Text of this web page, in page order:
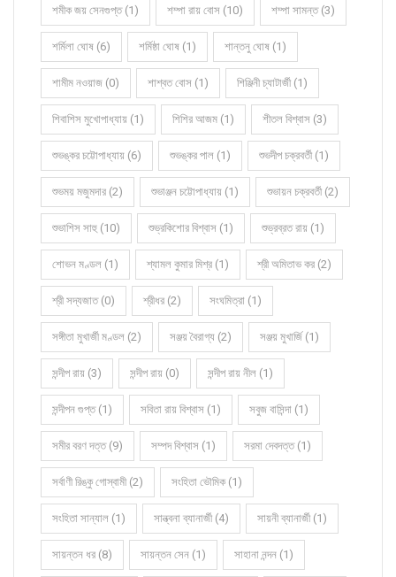
শমীক জয় সেনগুপ্ত (1) শম্পা রায় বোস (10) শম্পা সামন্ত (3)
শর্মিলা ঘোষ (6) শর্মিষ্ঠা ঘোষ (1) শান্তনু ঘোষ (1)
শামীম নওয়াজ (0) শাশ্বত বোস (1) শিঞ্জিনী চ্যাটার্জী (1)
শিবাশিস মুখোপাধ্যায় (1) শিশির আজম (1) শীতল বিশ্বাস (3)
শুভঙ্কর চট্টোপাধ্যায় (6) শুভঙ্কর পাল (1) শুভদীপ চক্রবর্তী (1)
শুভময় মজুমদার (2) শুভাঞ্জন চট্টোপাধ্যায় (1) শুভায়ন চক্রবর্তী (2)
শুভাশিস সাহু (10) শুভ্রকিশোর বিশ্বাস (1) শুভ্রব্রত রায় (1)
শোভন মণ্ডল (1) শ্যামল কুমার মিশ্র (1) শ্রী অমিতাভ কর (2)
শ্রী সদ্যজাত (0) শ্রীধর (2) সংঘমিত্রা (1)
সঙ্গীতা মুখার্জী মণ্ডল (2) সঞ্জয় বৈরাগ্য (2) সঞ্জয় মুখার্জি (1)
সন্দীপ রায় (3) সন্দীপ রায় (0) সন্দীপ রায় নীল (1)
সন্দীপন গুপ্ত (1) সবিতা রায় বিশ্বাস (1) সবুজ বাসিন্দা (1)
সমীর বরণ দত্ত (9) সম্পদ বিশ্বাস (1) সরমা দেবদত্ত (1)
সর্বাণী রিঙ্কু গোস্বামী (2) সংহিতা ভৌমিক (1)
সংহিতা সান্যাল (1) সান্ত্বনা ব্যানার্জী (4) সায়নী ব্যানার্জী (1)
সায়ন্তন ধর (8) সায়ন্তন সেন (1) সাহানা নন্দন (1)